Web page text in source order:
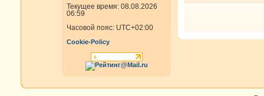
Текущее время: 08.08.2026
06:59
Часовой пояс: UTC+02:00
Cookie-Policy